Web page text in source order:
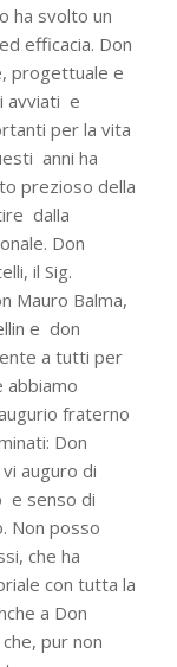
ha svolto un
efficacia. Don
progettuale e
avviati e
per la vita
anni ha
prezioso della
dalla
Don
il Sig.
Mauro Balma,
e don
a tutti per
abbiamo
fraterno
Don
auguro di
e senso di
Non posso
che ha
con tutta la
a Don
pur non